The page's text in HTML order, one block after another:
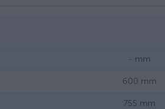
- mm
600 mm
755 mm